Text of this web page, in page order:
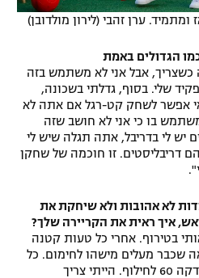
ערן זהבי (לירון מולדובן)
הגדולים באמת
כשצריך, אבל אני לא משתמש בזה
שלי. בסוף, גדלתי בשכונה,
אפשר לשחק קט-רגל אם אתה לא
משתמש בו כי אני לא חושב שזה
יש לי בדריבל, אתה תגלה שיש לי
דריבליסטים. זו חוכמה של שחקן
לא אהובות ולא שיחקת את
איך ראית את הקריירה שלך?
בטירוף. אחרי כל טעות קטנה
שכבר מעלים מישהו לחימום. כל
המשחק הייתי בלחץ, מחכה לדקה 60 לחילוף. הייתי צריך